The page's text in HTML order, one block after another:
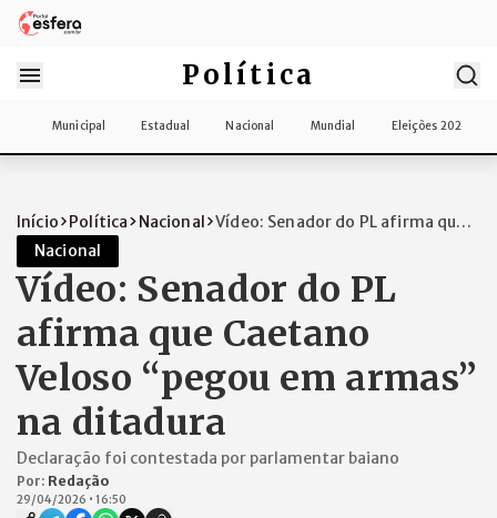
Política
Municipal Estadual Nacional Mundial Eleições 2026
Início Política Nacional Vídeo: Senador do PL afirma que
Nacional
Vídeo: Senador do PL
afirma que Caetano
Veloso “pegou em armas”
na ditadura
Declaração foi contestada por parlamentar baiano
Por: Redação
29/04/2026 • 16:50